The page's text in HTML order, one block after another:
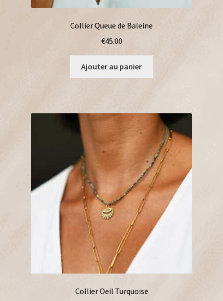
Collier Queue de Baleine
€45.00
Ajouter au panier
Collier Oeil Turquoise